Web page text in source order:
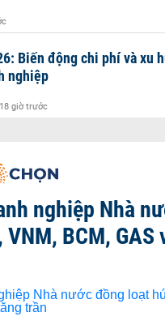
Biến động chi phí và xu
nghiệp
18 giờ trước
nghiệp Nhà
BCM, GAS